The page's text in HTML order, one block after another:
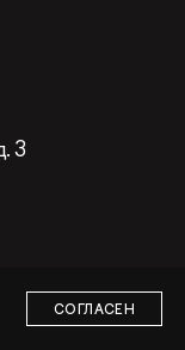
3
СОГЛАСЕН